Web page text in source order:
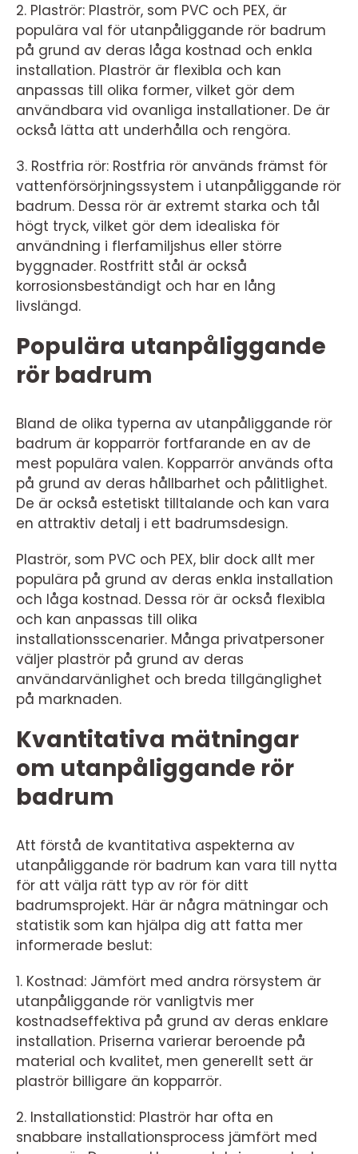
2. Plaströr: Plaströr, som PVC och PEX, är
populära val för utanpåliggande rör badrum
på grund av deras låga kostnad och enkla
installation. Plaströr är flexibla och kan
anpassas till olika former, vilket gör dem
användbara vid ovanliga installationer. De är
också lätta att underhålla och rengöra.
3. Rostfria rör: Rostfria rör används främst för
vattenförsörjningssystem i utanpåliggande rör
badrum. Dessa rör är extremt starka och tål
högt tryck, vilket gör dem idealiska för
användning i flerfamiljshus eller större
byggnader. Rostfritt stål är också
korrosionsbeständigt och har en lång
livslängd.
Populära utanpåliggande
rör badrum
Bland de olika typerna av utanpåliggande rör
badrum är kopparrör fortfarande en av de
mest populära valen. Kopparrör används ofta
på grund av deras hållbarhet och pålitlighet.
De är också estetiskt tilltalande och kan vara
en attraktiv detalj i ett badrumsdesign.
Plaströr, som PVC och PEX, blir dock allt mer
populära på grund av deras enkla installation
och låga kostnad. Dessa rör är också flexibla
och kan anpassas till olika
installationsscenarier. Många privatpersoner
väljer plaströr på grund av deras
användarvänlighet och breda tillgänglighet
på marknaden.
Kvantitativa mätningar
om utanpåliggande rör
badrum
Att förstå de kvantitativa aspekterna av
utanpåliggande rör badrum kan vara till nytta
för att välja rätt typ av rör för ditt
badrumsprojekt. Här är några mätningar och
statistik som kan hjälpa dig att fatta mer
informerade beslut:
1. Kostnad: Jämfört med andra rörsystem är
utanpåliggande rör vanligtvis mer
kostnadseffektiva på grund av deras enklare
installation. Priserna varierar beroende på
material och kvalitet, men generellt sett är
plaströr billigare än kopparrör.
2. Installationstid: Plaströr har ofta en
snabbare installationsprocess jämfört med